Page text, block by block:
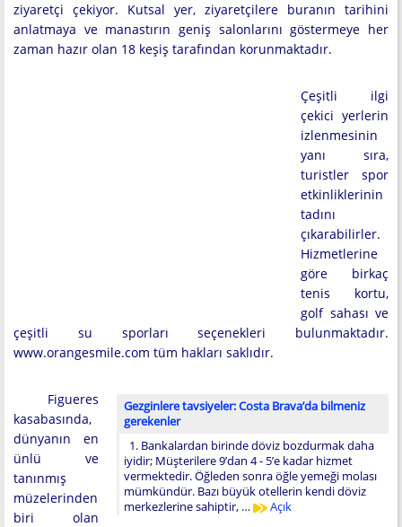
ziyaretçi çekiyor. Kutsal yer, ziyaretçilere buranın tarihini
anlatmaya ve manastırın geniş salonlarını göstermeye her
zaman hazır olan 18 keşiş tarafından korunmaktadır.
Çeşitli ilgi
çekici yerlerin
izlenmesinin
yanı sıra,
turistler spor
etkinliklerinin
tadını
çıkarabilirler.
Hizmetlerine
göre birkaç
tenis kortu,
golf sahası ve
çeşitli su sporları seçenekleri bulunmaktadır.
www.orangesmile.com tüm hakları saklıdır.
Gezginlere tavsiyeler: Costa Brava’da bilmeniz
gerekenler
1. Bankalardan birinde döviz bozdurmak daha
iyidir; Müşterilere 9’dan 4 - 5’e kadar hizmet
vermektedir. Öğleden sonra öğle yemeği molası
mümkündür. Bazı büyük otellerin kendi döviz
merkezlerine sahiptir, …
Açık
Figueres
kasabasında,
dünyanın en
ünlü ve
tanınmış
müzelerinden
biri olan